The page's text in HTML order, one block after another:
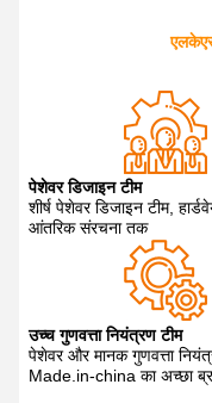
पेशेवर डिजाइन टीम
शीर्ष पेशेवर डिजाइन टीम,
आंतरिक संरचना तक
उच्च गुणवत्ता नियंत्रण टीम
पेशेवर और मानक गुणवत्ता
Made.in-china का अच्छा